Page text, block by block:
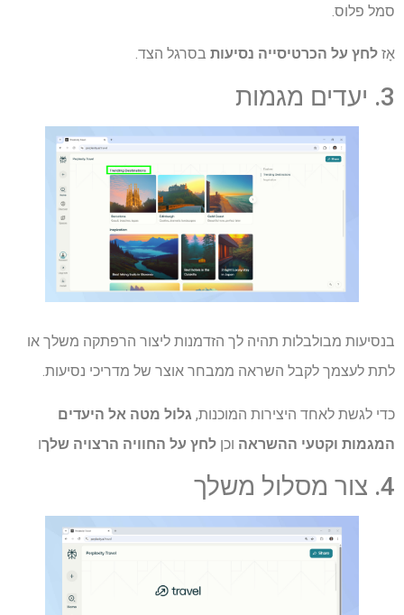
סמל פלוס.
אָז לחץ על הכרטיסייה נסיעות בסרגל הצד.
3. יעדים מגמות
בנסיעות מבולבלות תהיה לך הזדמנות ליצור הרפתקה משלך או
לתת לעצמך לקבל השראה ממבחר אוצר של מדריכי נסיעות.
כדי לגשת לאחד היצירות המוכנות, גלול מטה אל היעדים
המגמות וקטעי ההשראה וכן לחץ על החוויה הרצויה שלךו
4. צור מסלול משלך